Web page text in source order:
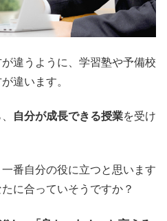
違うように、学習塾や予備校
違います。
自分が成長できる授業を受け
番自分の役に立つと思います
に合っていそうですか？